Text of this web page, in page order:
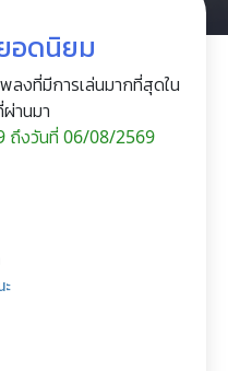
อดนิยม
ลงที่มีการเล่นมากที่สุดใน
านมา
ถึงวันที่ 06/08/2569